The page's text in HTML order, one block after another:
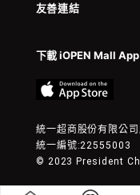
友善連結
下載 iOPEN Mall App
統一超商股份有限公
統一編號:22555003
© 2023 President